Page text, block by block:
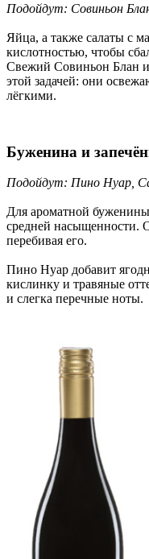
Подойдут: Совиньон
Яйца, а также салаты с
кислотностью, чтобы
Свежий Совиньон Блан
этой задачей: они
лёгкими.
Буженина и
Подойдут: Пино Нуар,
Для ароматной
средней насыщенности.
перебивая его.
Пино Нуар добавит
кислинку и травяные
и слегка перечные ноты.